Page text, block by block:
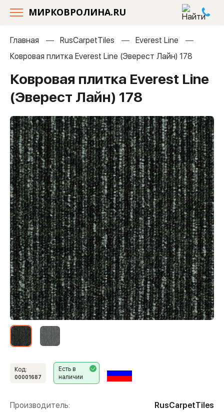
МИРКОВРОЛИНА.RU
Главная RusCarpetTiles
Everest Line
Ковровая плитка Everest Line (Эверест Лайн) 178
Ковровая плитка Everest Line
(Эверест Лайн) 178
Код:
00001687
Есть в
наличии
Производитель: RusCarpetTiles